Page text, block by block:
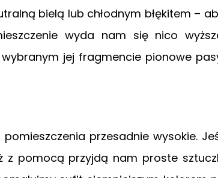
bielą lub chłodnym błękitem –
wyda nam się nico
jej fragmencie pionowe
przesadnie wysokie.
z pomocą przyjdą nam proste